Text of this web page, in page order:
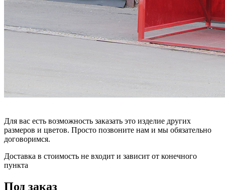
Для вас есть возможность заказать это изделие других
размеров и цветов. Просто позвоните нам и мы обязательно
договоримся.
Доставка в стоимость не входит и зависит от конечного
пункта
Под заказ